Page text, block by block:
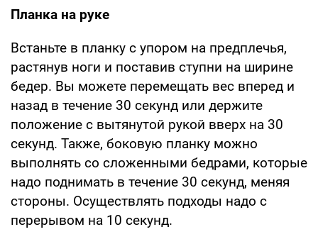
Планка на руке
Встаньте в планку с упором на предплечья,
растянув ноги и поставив ступни на ширине
бедер. Вы можете перемещать вес вперед и
назад в течение 30 секунд или держите
положение с вытянутой рукой вверх на 30
секунд. Также, боковую планку можно
выполнять со сложенными бедрами, которые
надо поднимать в течение 30 секунд, меняя
стороны. Осуществлять подходы надо с
перерывом на 10 секунд.